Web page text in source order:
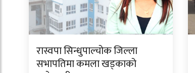
रास्वपा सिन्धुपाल्चोक जिल्ला
सभापतिमा कमला खड्काको